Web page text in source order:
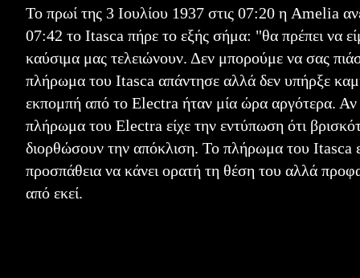
Το πρωί της 3 Ιουλίου 1937 στις 07:20 η Amelia
07:42 το Itasca πήρε το εξής σήμα: "θα πρέπει να
καύσιμα μας τελειώνουν. Δεν μπορούμε να σας
πλήρωμα του Itasca απάντησε αλλά δεν υπήρξε
εκπομπή από το Electra ήταν μία ώρα αργότερα. Αν
πλήρωμα του Electra είχε την εντύπωση ότι
διορθώσουν την απόκλιση. Το πλήρωμα του Itasca
προσπάθεια να κάνει ορατή τη θέση του αλλά
από εκεί.